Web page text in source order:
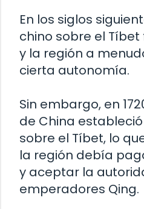
En los siglos
chino sobre el
y la región a
cierta autonomía.
Sin embargo, en
de China
sobre el Tíbet, lo
la región debía
y aceptar la
emperadores Qing.